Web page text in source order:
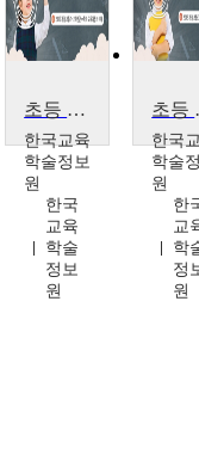
초등 수학 내용 전문성 향상 과정(초1~2학년군)
한국교육
학술정보
원
한국
교육
학술
정보
원
초등
한국
학술
원
한
교
학
정
원